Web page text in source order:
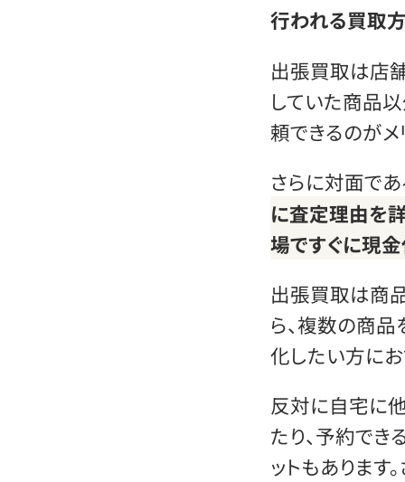
行われる買取
出張買取は店
していた商品
頼できるのがメ
さらに対面であ
に査定理由を詳
場ですぐに現
出張買取は商
ら、複数の商
化したい方に
反対に自宅に
たり、予約でき
ットもあります